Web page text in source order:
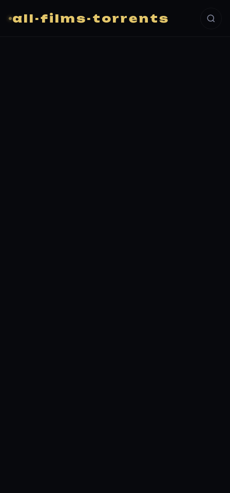
all-films-torrents